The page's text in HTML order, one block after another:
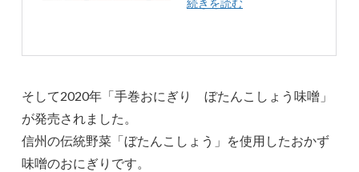
そして2020年「手巻おにぎり ぼたんこしょう味噌」
が発売されました。
信州の伝統野菜「ぼたんこしょう」を使用したおかず
味噌のおにぎりです。